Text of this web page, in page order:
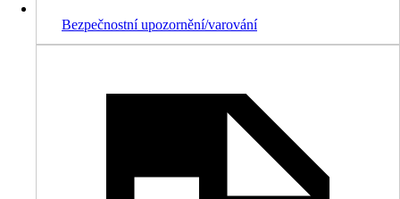
Bezpečnostní upozornění/varování